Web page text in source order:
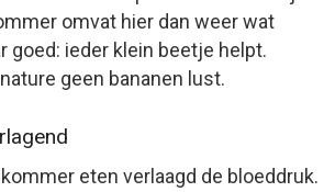
omvat hier dan weer wat
goed: ieder klein beetje helpt.
geen bananen lust.
eten verlaagd de bloeddruk.